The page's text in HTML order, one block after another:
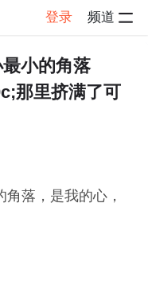
登录 频道
子详情
小的角落
那里挤满了可
落，是我的心，